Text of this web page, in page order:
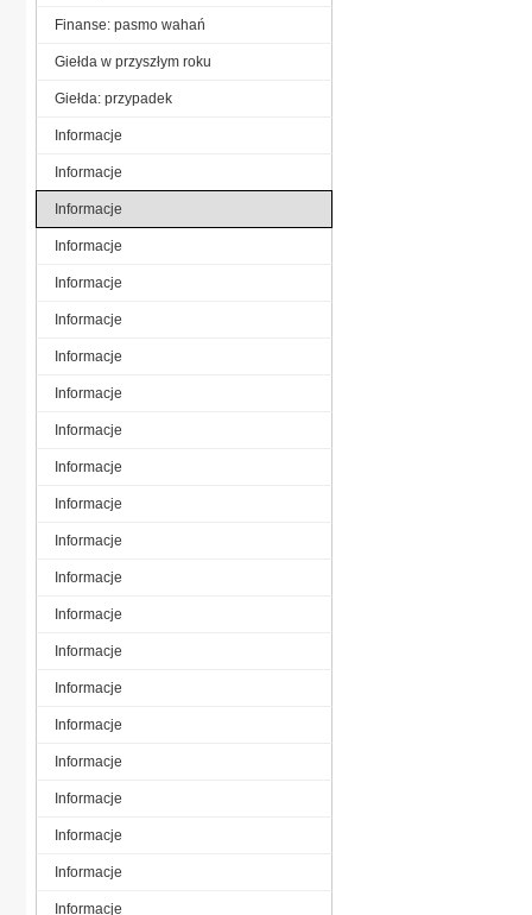
Finanse: pasmo wahań
Giełda w przyszłym roku
Giełda: przypadek
Informacje
Informacje
Informacje
Informacje
Informacje
Informacje
Informacje
Informacje
Informacje
Informacje
Informacje
Informacje
Informacje
Informacje
Informacje
Informacje
Informacje
Informacje
Informacje
Informacje
Informacje
Informacje